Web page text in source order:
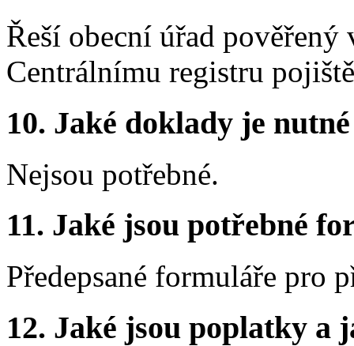
Řeší obecní úřad
Centrálnímu registru
10. Jaké doklady je
Nejsou potřebné.
11. Jaké jsou potřebné
Předepsané formuláře pro
12. Jaké jsou poplatky a